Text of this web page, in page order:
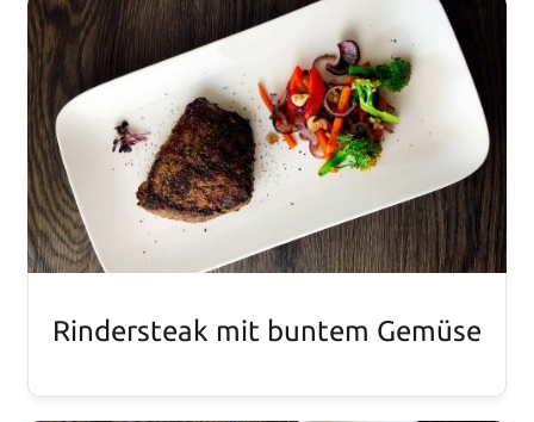
Rindersteak mit buntem Gemüse